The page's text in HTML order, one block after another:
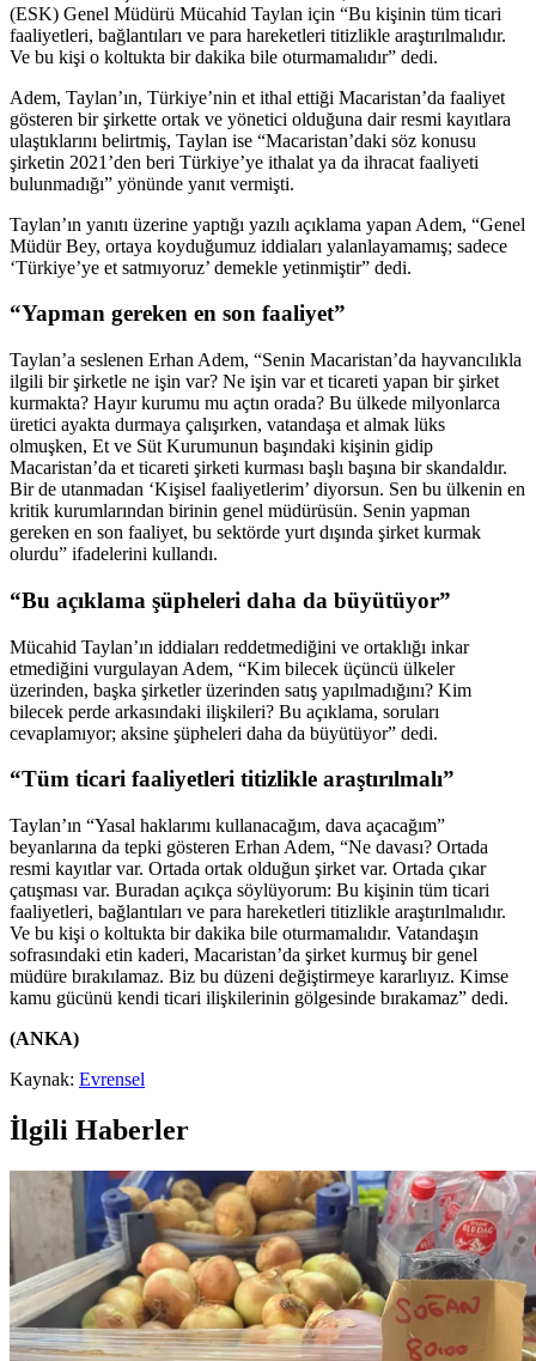
(ESK) Genel Müdürü Mücahid Taylan için “Bu kişinin tüm ticari
faaliyetleri, bağlantıları ve para hareketleri titizlikle araştırılmalıdır.
Ve bu kişi o koltukta bir dakika bile oturmamalıdır” dedi.
Adem, Taylan’ın, Türkiye’nin et ithal ettiği Macaristan’da faaliyet
gösteren bir şirkette ortak ve yönetici olduğuna dair resmi kayıtlara
ulaştıklarını belirtmiş, Taylan ise “Macaristan’daki söz konusu
şirketin 2021’den beri Türkiye’ye ithalat ya da ihracat faaliyeti
bulunmadığı” yönünde yanıt vermişti.
Taylan’ın yanıtı üzerine yaptığı yazılı açıklama yapan Adem, “Genel
Müdür Bey, ortaya koyduğumuz iddiaları yalanlayamamış; sadece
‘Türkiye’ye et satmıyoruz’ demekle yetinmiştir” dedi.
“Yapman gereken en son faaliyet”
Taylan’a seslenen Erhan Adem, “Senin Macaristan’da hayvancılıkla
ilgili bir şirketle ne işin var? Ne işin var et ticareti yapan bir şirket
kurmakta? Hayır kurumu mu açtın orada? Bu ülkede milyonlarca
üretici ayakta durmaya çalışırken, vatandaşa et almak lüks
olmuşken, Et ve Süt Kurumunun başındaki kişinin gidip
Macaristan’da et ticareti şirketi kurması başlı başına bir skandaldır.
Bir de utanmadan ‘Kişisel faaliyetlerim’ diyorsun. Sen bu ülkenin en
kritik kurumlarından birinin genel müdürüsün. Senin yapman
gereken en son faaliyet, bu sektörde yurt dışında şirket kurmak
olurdu” ifadelerini kullandı.
“Bu açıklama şüpheleri daha da büyütüyor”
Mücahid Taylan’ın iddiaları reddetmediğini ve ortaklığı inkar
etmediğini vurgulayan Adem, “Kim bilecek üçüncü ülkeler
üzerinden, başka şirketler üzerinden satış yapılmadığını? Kim
bilecek perde arkasındaki ilişkileri? Bu açıklama, soruları
cevaplamıyor; aksine şüpheleri daha da büyütüyor” dedi.
“Tüm ticari faaliyetleri titizlikle araştırılmalı”
Taylan’ın “Yasal haklarımı kullanacağım, dava açacağım”
beyanlarına da tepki gösteren Erhan Adem, “Ne davası? Ortada
resmi kayıtlar var. Ortada ortak olduğun şirket var. Ortada çıkar
çatışması var. Buradan açıkça söylüyorum: Bu kişinin tüm ticari
faaliyetleri, bağlantıları ve para hareketleri titizlikle araştırılmalıdır.
Ve bu kişi o koltukta bir dakika bile oturmamalıdır. Vatandaşın
sofrasındaki etin kaderi, Macaristan’da şirket kurmuş bir genel
müdüre bırakılamaz. Biz bu düzeni değiştirmeye kararlıyız. Kimse
kamu gücünü kendi ticari ilişkilerinin gölgesinde bırakamaz” dedi.
(ANKA)
Kaynak: Evrensel
İlgili Haberler